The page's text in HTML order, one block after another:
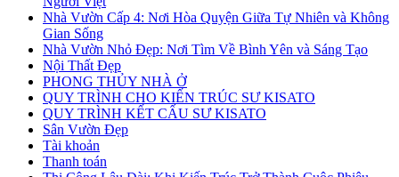
Nhà Vườn Cấp 4: Nơi Hòa Quyện Giữa Tự Nhiên và Không
Gian Sống
Nhà Vườn Nhỏ Đẹp: Nơi Tìm Về Bình Yên và Sáng Tạo
Nội Thất Đẹp
PHONG THỦY NHÀ Ở
QUY TRÌNH CHO KIẾN TRÚC SƯ KISATO
QUY TRÌNH KẾT CẤU SƯ KISATO
Sân Vườn Đẹp
Tài khoản
Thanh toán